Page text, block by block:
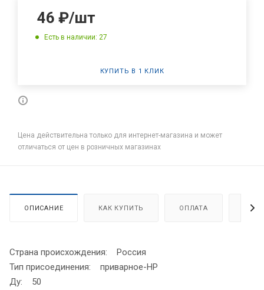
46 ₽/шт
Есть в наличии: 27
КУПИТЬ В 1 КЛИК
Цена действительна только для интернет-магазина и может
отличаться от цен в розничных магазинах
ОПИСАНИЕ КАК КУПИТЬ ОПЛАТА
Страна происхождения: Россия
Тип присоединения: приварное-НР
Ду: 50